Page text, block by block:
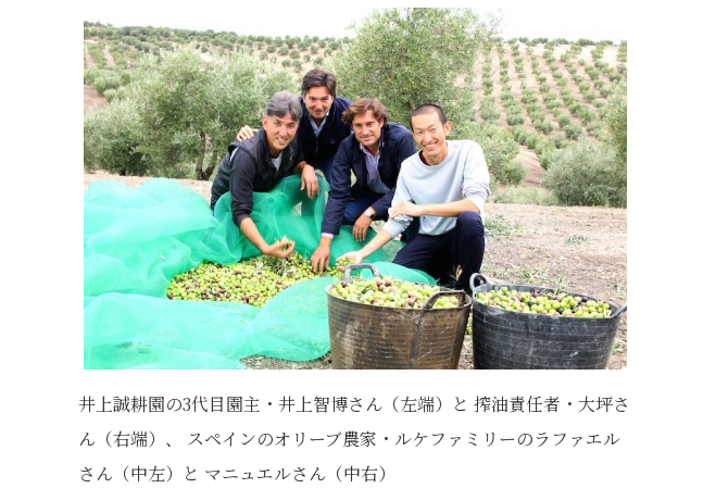
井上誠耕園の3代目園主・井上智博さん（左端）と 搾油責任者・大坪さ
ん（右端）、 スペインのオリーブ農家・ルケファミリーのラファエル
さん（中左）と マニュエルさん（中右）